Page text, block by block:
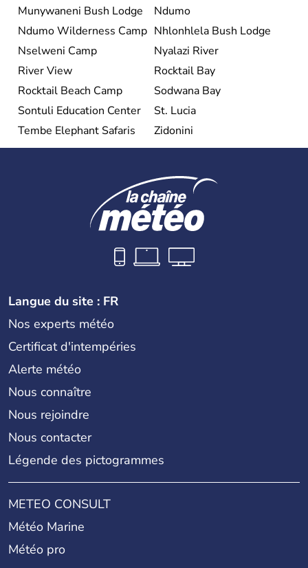
Munywaneni Bush Lodge
Ndumo
Ndumo Wilderness Camp Nhlonhlela Bush Lodge
Nselweni Camp
Nyalazi River
River View
Rocktail Bay
Rocktail Beach Camp
Sodwana Bay
Sontuli Education Center
St. Lucia
Tembe Elephant Safaris
Zidonini
Langue du site : FR
Nos experts météo
Certificat d'intempéries
Alerte météo
Nous connaître
Nous rejoindre
Nous contacter
Légende des pictogrammes
METEO CONSULT
Météo Marine
Météo pro